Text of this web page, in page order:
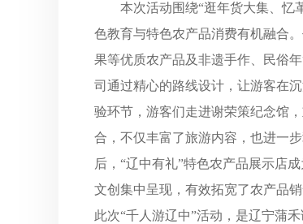
本次活动围绕“逛年货大集、忆
色教育与特色农产品消费有机融合
果等优质农产品及非遗手作、民俗
司通过精心的路线设计，让游客在
验环节，游客们走进谢荣策纪念馆
合，不仅丰富了旅游内容，也进一
后，“辽中有礼”特色农产品展示店
文创集中呈现，有效拓宽了农产品
此次“千人游辽中”活动，是辽宁蒲